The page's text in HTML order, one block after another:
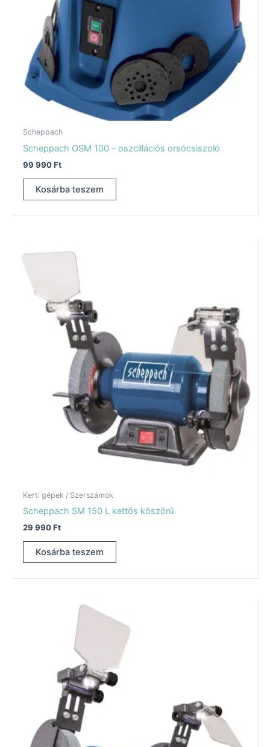
Scheppach
Scheppach OSM 100 – oszcillációs orsócsiszoló
99 990Ft
Kosárba teszem
Kerti gépek / Szerszámok
Scheppach SM 150 L kettős köszörű
29 990Ft
Kosárba teszem